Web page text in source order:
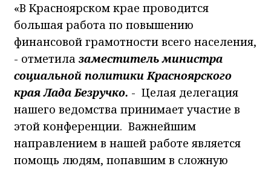
«В Красноярском крае проводится
большая работа по повышению
финансовой грамотности всего населения,
- отметила заместитель министра
социальной политики Красноярского
края Лада Безручко. - Целая делегация
нашего ведомства принимает участие в
этой конференции. Важнейшим
направлением в нашей работе является
помощь людям, попавшим в сложную